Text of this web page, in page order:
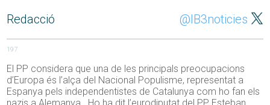
Redacció @IB3noticies
197
El PP considera que una de les principals preocupacions
d’Europa és l’alça del Nacional Populisme, representat a
Espanya pels independentistes de Catalunya com ho fan els